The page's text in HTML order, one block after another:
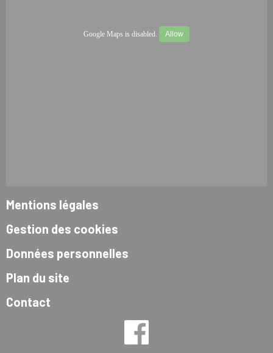
Google Maps is disabled. Allow
Mentions légales
Gestion des cookies
Données personnelles
Plan du site
Contact